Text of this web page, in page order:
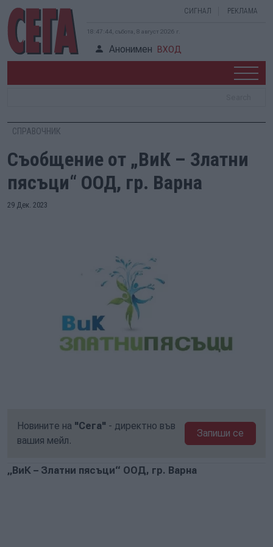
СИГНАЛ РЕКЛАМА
18:47:44, събота, 8 август 2026 г.
Анонимен ВХОД
СПРАВОЧНИК
Съобщение от „ВиК – Златни
пясъци“ ООД, гр. Варна
29 Дек. 2023
Новините на "Сега" - директно във
вашия мейл.
Запиши се
„ВиК – Златни пясъци“ ООД, гр. Варна